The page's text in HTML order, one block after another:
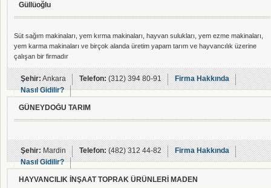
Güllüoğlu
Süt sağım makinaları, yem kırma makinaları, hayvan sulukları, yem ezme makinaları,
yem karma makinaları ve birçok alanda üretim yapam tarım ve hayvancılık üzerine
çalışan bir firmadır
Şehir:Ankara Telefon:(312) 394 80-91
Firma Hakkında
Nasıl Gidilir?
GÜNEYDOĞU TARIM
Şehir:Mardin Telefon:(482) 312 44-82
Firma Hakkında
Nasıl Gidilir?
HAYVANCILIK İNŞAAT TOPRAK ÜRÜNLERİ MADEN